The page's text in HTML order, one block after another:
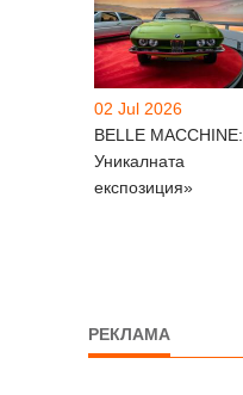
02 Jul 2026
BELLE MACCHINE:
Уникалната
експозиция»
РЕКЛАМА